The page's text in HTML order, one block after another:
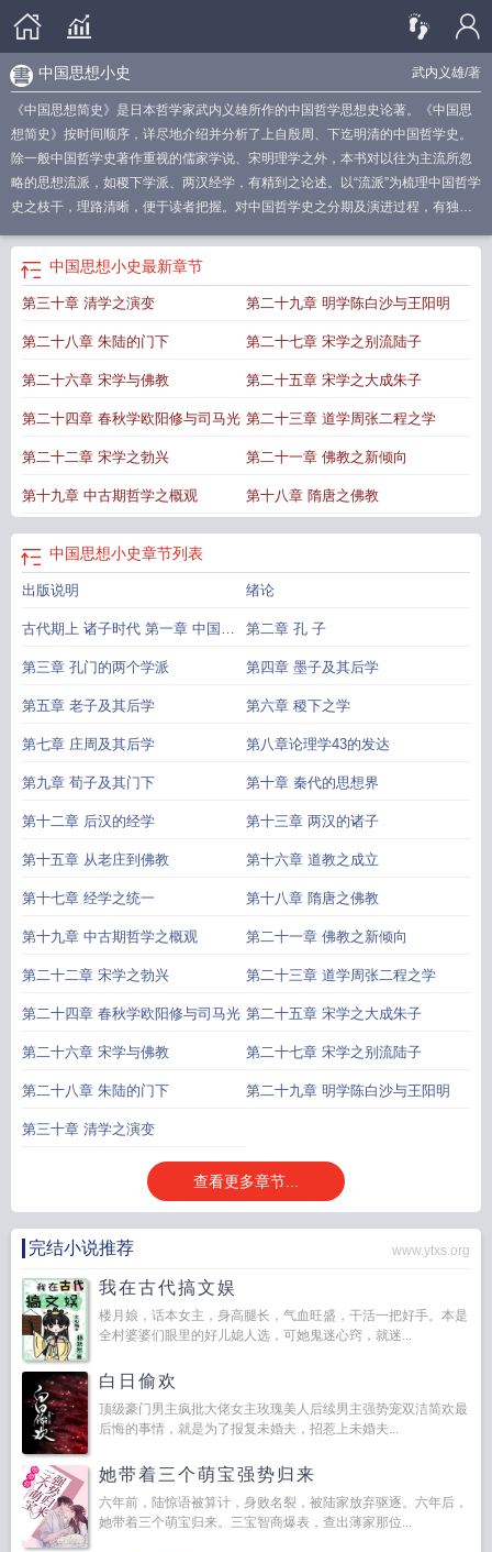
武内义雄/著
中国思想小史
《中国思想简史》是日本哲学家武内义雄所作的中国哲学思想史论著。《中国思
想简史》按时间顺序，详尽地介绍并分析了上自殷周、下迄明清的中国哲学史。
除一般中国哲学史著作重视的儒家学说、宋明理学之外，本书对以往为主流所忽
略的思想流派，如稷下学派、两汉经学，有精到之论述。以“流派”为梳理中国哲学
史之枝干，理路清晰，便于读者把握。对中国哲学史之分期及演进过程，有独到
中国思想历史 中国思想简史 武内义雄
音 中国古代简史
想简史期末论文中国的思想史 中国思想史的起源我国思想史中国思想史思维
读中国思想的演变中国思想文化简史 中国思想史历程
中国思想小史最新章节
第三十章 清学之演变 第二十九章 明学陈白沙与王阳明
第二十八章 朱陆的门下 第二十七章 宋学之别流陆子
第二十六章 宋学与佛教 第二十五章 宋学之大成朱子
第二十四章 春秋学欧阳修与司马光 第二十三章 道学周张二程之学
第二十二章 宋学之勃兴 第二十一章 佛教之新倾向
第十九章 中古期哲学之概观 第十八章 隋唐之佛教
中国思想小史章节列表
出版说明 绪论
古代期上 诸子时代 第一章 中国古
代的民族信仰
第二章 孔 子
第三章 孔门的两个学派 第四章 墨子及其后学
第五章 老子及其后学 第六章 稷下之学
第七章 庄周及其后学 第八章论理学43的发达
第九章 荀子及其门下 第十章 秦代的思想界
第十二章 后汉的经学 第十三章 两汉的诸子
第十五章 从老庄到佛教 第十六章 道教之成立
第十七章 经学之统一 第十八章 隋唐之佛教
第十九章 中古期哲学之概观 第二十一章 佛教之新倾向
第二十二章 宋学之勃兴 第二十三章 道学周张二程之学
第二十四章 春秋学欧阳修与司马光 第二十五章 宋学之大成朱子
第二十六章 宋学与佛教 第二十七章 宋学之别流陆子
第二十八章 朱陆的门下 第二十九章 明学陈白沙与王阳明
第三十章 清学之演变
查看更多章节...
完结小说推荐 www.ytxs.org
我在古代搞文娱
楼月娘，话本女主，身高腿长，气血旺盛，干活一把好手。本是
全村婆婆们眼里的好儿媳人选，可她鬼迷心窍，就迷...
白日偷欢
顶级豪门男主疯批大佬女主玫瑰美人后续男主强势宠双洁简欢最
后悔的事情，就是为了报复未婚夫，招惹上未婚夫...
她带着三个萌宝强势归来
六年前，陆惊语被算计，身败名裂，被陆家放弃驱逐。六年后，
她带着三个萌宝归来。三宝智商爆表，查出薄家那位...